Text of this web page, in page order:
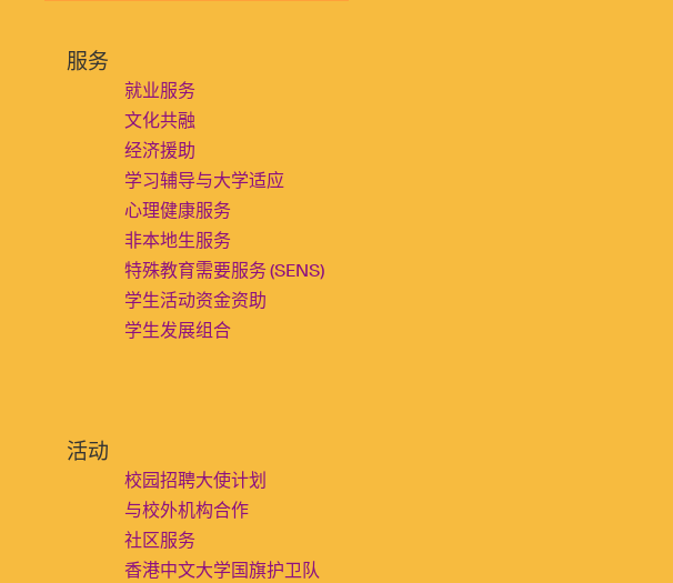
服务
就业服务
文化共融
经济援助
学习辅导与大学适应
心理健康服务
非本地生服务
特殊教育需要服务 (SENS)
学生活动资金资助
学生发展组合
活动
校园招聘大使计划
与校外机构合作
社区服务
香港中文大学国旗护卫队